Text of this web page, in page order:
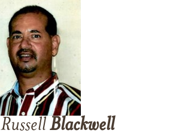
RussellBlackwell